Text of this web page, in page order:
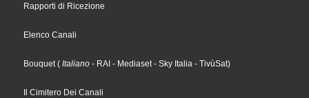
Rapporti di Ricezione
Elenco Canali
Bouquet ( Italiano - RAI - Mediaset - Sky Italia - TivùSat)
Il Cimitero Dei Canali